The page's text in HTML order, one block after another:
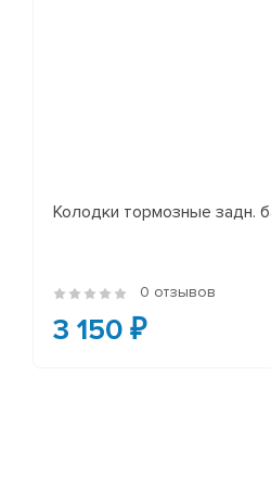
Колодки тормозные задн.
0 отзывов
3 150 ₽